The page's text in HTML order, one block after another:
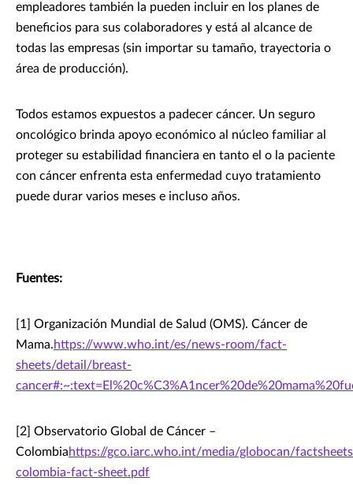
empleadores también la pueden incluir en los planes de
beneficios para sus colaboradores y está al alcance de
todas las empresas (sin importar su tamaño, trayectoria o
área de producción).
Todos estamos expuestos a padecer cáncer. Un seguro
oncológico brinda apoyo económico al núcleo familiar al
proteger su estabilidad financiera en tanto el o la paciente
con cáncer enfrenta esta enfermedad cuyo tratamiento
puede durar varios meses e incluso años.
Fuentes:
[1] Organización Mundial de Salud (OMS). Cáncer de
Mama.https://www.who.int/es/news-room/fact-
sheets/detail/breast-
[2] Observatorio Global de Cáncer –
Colombiahttps://gco.iarc.who.int/media/globocan/
colombia-fact-sheet.pdf